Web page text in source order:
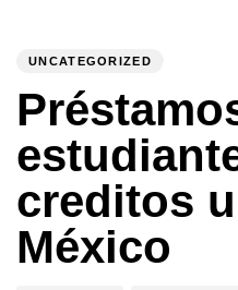
UNCATEGORIZED
creditos
México